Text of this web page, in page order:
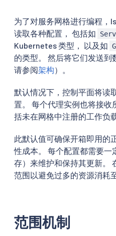
为了对服务网格进行编程，
读取各种配置， 包括如
Kubernetes 类型， 以及如
的类型。 然后将它们发送到
请参阅架构）。
默认情况下，控制平面将读
置。 每个代理实例也将接收
括未在网格中注册的工作负
此默认值可确保开箱即用的
性成本。 每个配置都需要一
存）来维护和保持其更新。
范围以避免过多的资源消耗
范围机制